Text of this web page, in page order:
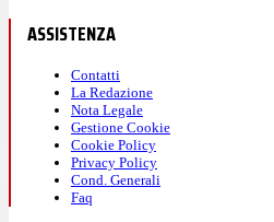
ASSISTENZA
Contatti
La Redazione
Nota Legale
Gestione Cookie
Cookie Policy
Privacy Policy
Cond. Generali
Faq